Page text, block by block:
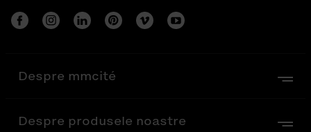
Despre mmcité
Despre produsele noastre